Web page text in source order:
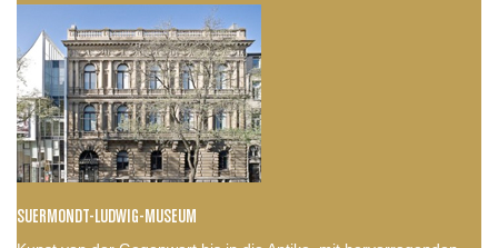
SUERMONDT-LUDWIG-MUSEUM